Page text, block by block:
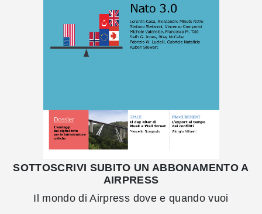
SOTTOSCRIVI SUBITO UN ABBONAMENTO A
AIRPRESS
Il mondo di Airpress dove e quando vuoi